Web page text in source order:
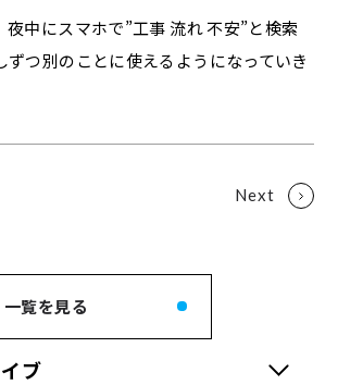
夜中にスマホで”工事 流れ 不安”と検索
ずつ別のことに使えるようになっていき
一覧を見る
ブ